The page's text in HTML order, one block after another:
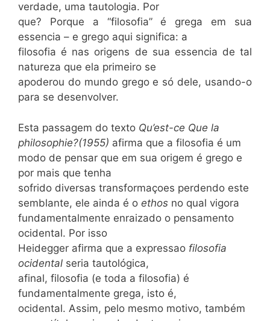
verdade, uma tautologia. Por
que? Porque a “filosofia” é grega em sua
essencia – e grego aqui significa: a
filosofia é nas origens de sua essencia de tal
natureza que ela primeiro se
apoderou do mundo grego e só dele, usando-o
para se desenvolver.
Esta passagem do texto Qu’est-ce Que la
philosophie?(1955) afirma que a filosofia é um
modo de pensar que em sua origem é grego e
por mais que tenha
sofrido diversas transformaçoes perdendo este
semblante, ele ainda é o ethos no qual vigora
fundamentalmente enraizado o pensamento
ocidental. Por isso
Heidegger afirma que a expressao filosofia
ocidental seria tautológica,
afinal, filosofia (e toda a filosofia) é
fundamentalmente grega, isto é,
ocidental. Assim, pelo mesmo motivo, também